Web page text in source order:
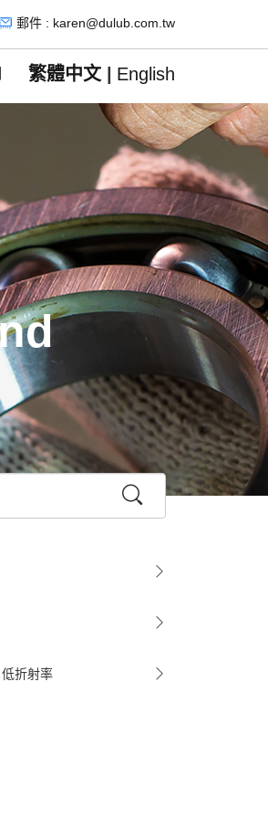
郵件 : karen@dulub.com.tw
繁體中文 English
低折射率